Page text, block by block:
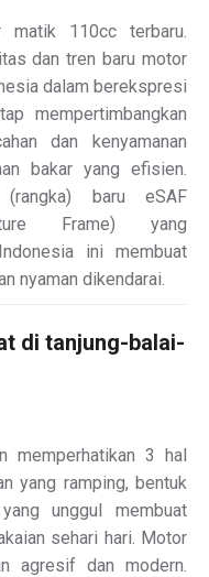
matik 110cc terbaru.
dan tren baru motor
dalam berekspresi
mempertimbangkan
dan kenyamanan
bakar yang efisien.
baru eSAF
Frame) yang
ini membuat
nyaman dikendarai.
di tanjung-balai-
memperhatikan 3 hal
yang ramping, bentuk
unggul membuat
sehari hari. Motor
agresif dan modern.